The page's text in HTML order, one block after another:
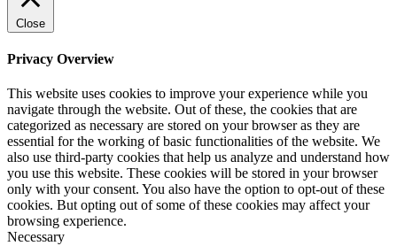
Close
Privacy Overview
This website uses cookies to improve your experience while you
navigate through the website. Out of these, the cookies that are
categorized as necessary are stored on your browser as they are
essential for the working of basic functionalities of the website. We
also use third-party cookies that help us analyze and understand how
you use this website. These cookies will be stored in your browser
only with your consent. You also have the option to opt-out of these
cookies. But opting out of some of these cookies may affect your
browsing experience.
Necessary